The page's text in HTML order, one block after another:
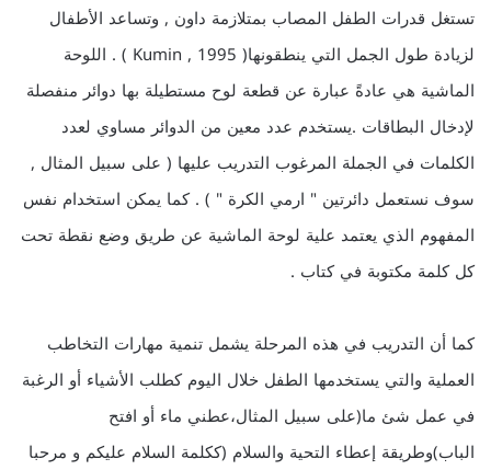
تستغل قدرات الطفل المصاب بمتلازمة داون , وتساعد الأطفال
لزيادة طول الجمل التي ينطقونها( Kumin , 1995 ) . اللوحة
الماشية هي عادةً عبارة عن قطعة لوح مستطيلة بها دوائر منفصلة
لإدخال البطاقات .يستخدم عدد معين من الدوائر مساوي لعدد
الكلمات في الجملة المرغوب التدريب عليها ( على سبيل المثال ,
سوف نستعمل دائرتين " ارمي الكرة " ) . كما يمكن استخدام نفس
المفهوم الذي يعتمد علية لوحة الماشية عن طريق وضع نقطة تحت
كل كلمة مكتوبة في كتاب .
كما أن التدريب في هذه المرحلة يشمل تنمية مهارات التخاطب
العملية والتي يستخدمها الطفل خلال اليوم كطلب الأشياء أو الرغبة
في عمل شئ ما(على سبيل المثال،عطني ماء أو افتح
الباب)وطريقة إعطاء التحية والسلام (ككلمة السلام عليكم و مرحبا